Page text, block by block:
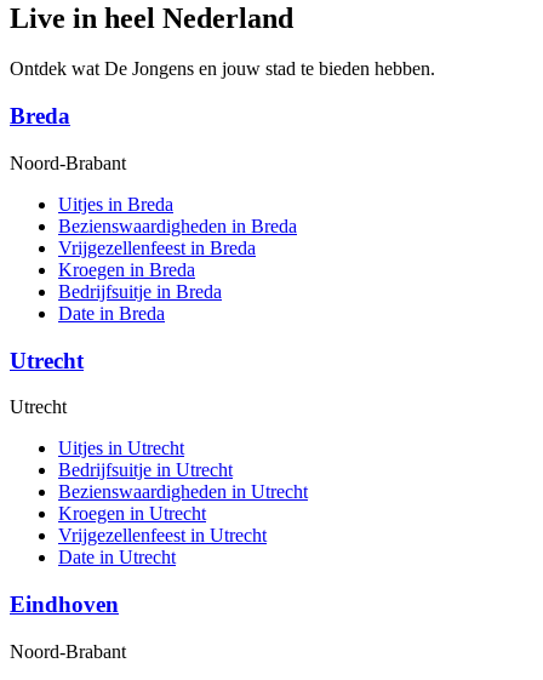
Live in heel Nederland
Ontdek wat De Jongens en jouw stad te bieden hebben.
Breda
Noord-Brabant
Uitjes in Breda
Bezienswaardigheden in Breda
Vrijgezellenfeest in Breda
Kroegen in Breda
Bedrijfsuitje in Breda
Date in Breda
Utrecht
Utrecht
Uitjes in Utrecht
Bedrijfsuitje in Utrecht
Bezienswaardigheden in Utrecht
Kroegen in Utrecht
Vrijgezellenfeest in Utrecht
Date in Utrecht
Eindhoven
Noord-Brabant